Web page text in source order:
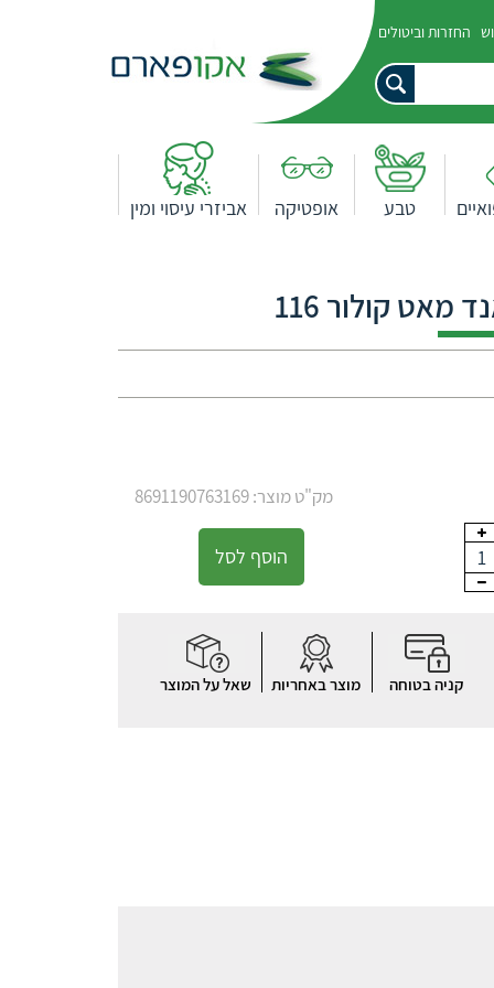
החזרות וביטולים
טבע אופטיקה אביזרי עיסוי ומין
מאט קולור 116
מק"ט מוצר: 8691190763169
1 הוסף לסל
קניה בטוחה מוצר באחריות שאל על המוצר